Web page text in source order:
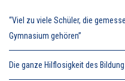
“Viel zu viele Schüler, die
Gymnasium gehören”
Die ganze Hilflosigkeit des